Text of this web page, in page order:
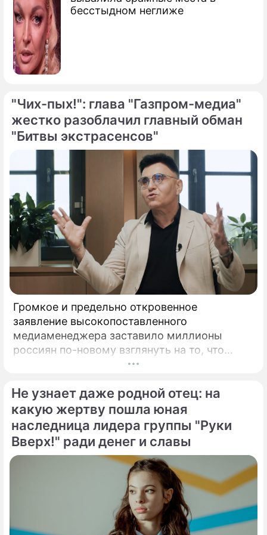
бесстыдном неглиже
"Чих-пых!": глава "Газпром-медиа"
жестко разоблачил главный обман
"Битвы экстрасенсов"
Громкое и предельно откровенное
заявление высокопоставленного
медиаменеджера заставило миллионы
россиян по-новому взглянуть на то, что
годами происходит на экране главного
Генеральный директор мощнейшего
холдинга "Газпром-медиа" Александр Жаров
решился на неожидаемый и крайне острый
демарш.
Не узнает даже родной отец: на
какую жертву пошла юная
наследница лидера группы "Руки
Вверх!" ради денег и славы